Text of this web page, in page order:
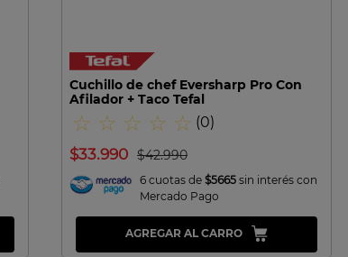
Cuchillo de chef Eversharp Pro Con
Afilador + Taco Tefal
☆ ☆ ☆ ☆ ☆ (0)
$42.990
$33.990
6 cuotas de $5665 sin interés con
Mercado Pago
AGREGAR AL CARRO